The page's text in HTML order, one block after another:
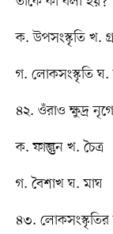
ক. উপসংস্কৃতি খ.
গ. লোকসংস্কৃতি ঘ.
৪২. ওঁরাও ক্ষুদ্র
ক. ফাল্গুন খ. চৈত্র
গ. বৈশাখ ঘ. মাঘ
৪৩.